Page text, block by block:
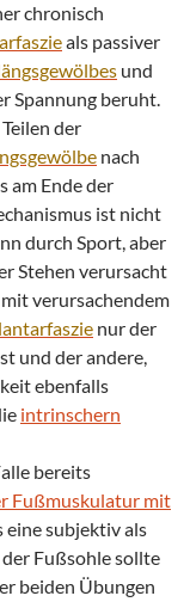
chronisch
als passiver
und
Spannung beruht.
der
nach
am Ende der
ist nicht
durch Sport, aber
Stehen verursacht
verursachendem
nur der
und der andere,
ebenfalls
intrinschern
bereits
Fußmuskulatur mit
eine subjektiv als
Fußsohle sollte
beiden Übungen